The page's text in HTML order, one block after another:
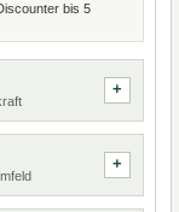
bis 5